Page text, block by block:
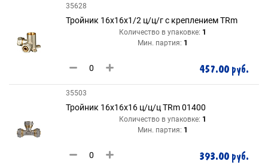
35628
Тройник 16х16х1/2 ц/ц/г с креплением TRm
Количество в упаковке: 1
Мин. партия: 1
457.00 руб.
35503
Тройник 16х16х16 ц/ц/ц TRm 01400
Количество в упаковке: 1
Мин. партия: 1
393.00 руб.